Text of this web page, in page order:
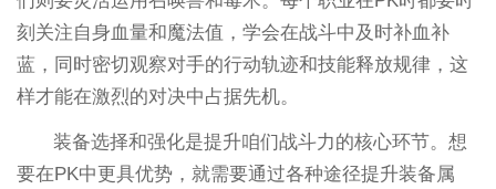
刻关注自身血量和魔法值，学会在战斗中及时补血补
蓝，同时密切观察对手的行动轨迹和技能释放规律，这
样才能在激烈的对决中占据先机。
装备选择和强化是提升咱们战斗力的核心环节。想
要在PK中更具优势，就需要通过各种途径提升装备属